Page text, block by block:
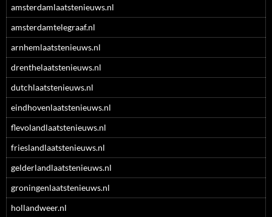
amsterdamlaatstenieuws.nl
amsterdamtelegraaf.nl
arnhemlaatstenieuws.nl
drenthelaatstenieuws.nl
dutchlaatstenieuws.nl
eindhovenlaatstenieuws.nl
flevolandlaatstenieuws.nl
frieslandlaatstenieuws.nl
gelderlandlaatstenieuws.nl
groningenlaatstenieuws.nl
hollandweer.nl